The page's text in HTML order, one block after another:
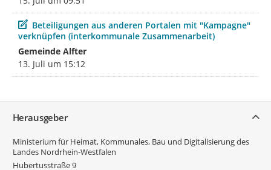
Beitrag
Beteiligungen aus anderen Portalen mit "Kampagne"
verknüpfen (interkommunale Zusammenarbeit)
Gemeinde Alfter
13. Juli um 15:12
Herausgeber
Ministerium für Heimat, Kommunales, Bau und Digitalisierung des
Landes Nordrhein-Westfalen
Hubertusstraße 9